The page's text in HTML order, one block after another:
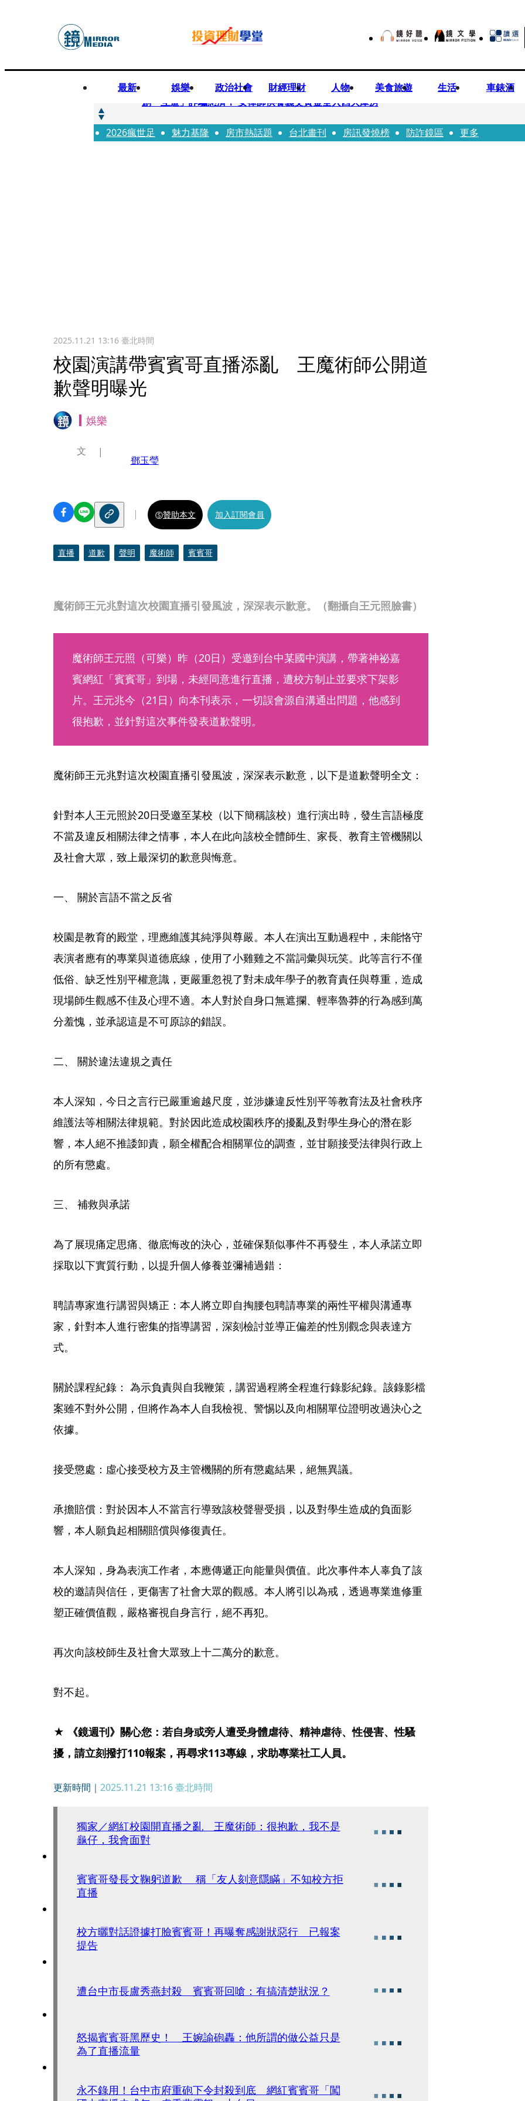
最新 娛樂 政治社會 財經理財 人物 美食旅遊 生活 車錶酒
快訊
創「互道」詐騙慈濟！ 女律師供養義父黃金全入四大庫房
快訊
前時力黨魁表態「反對刪公視預算」 盼在野三思：改凍結處理受質疑項目
2026瘋世足 魅力基隆 房市熱話題 台北畫刊 房訊發燒榜 防詐鏡區 更多
2025.11.21 13:16臺北時間
校園演講帶賓賓哥直播添亂 王魔術師公開道
歉聲明曝光
娛樂
魔術師王元兆對這次校園直播引發風波，深深表示歉意。（翻攝自王元照臉書）
文
鄧玉瑩
贊助本文 加入訂閱會員
直播 道歉 聲明 魔術師 賓賓哥
魔術師王元照（可樂）昨（20日）受邀到台中某國中演講，帶著神祕嘉
賓網紅「賓賓哥」到場，未經同意進行直播，遭校方制止並要求下架影
片。王元兆今（21日）向本刊表示，一切誤會源自溝通出問題，他感到
很抱歉，並針對這次事件發表道歉聲明。
魔術師王元兆對這次校園直播引發風波，深深表示歉意，以下是道歉聲明全文：
​針對本人王元照於20日受邀至某校（以下簡稱該校）進行演出時，發生言語極度
不當及違反相關法律之情事，本人在此向該校全體師生、家長、教育主管機關以
及社會大眾，致上最深切的歉意與悔意。
​一、 關於言語不當之反省
校園是教育的殿堂，理應維護其純淨與尊嚴。本人在演出互動過程中，未能恪守
表演者應有的專業與道德底線，使用了小雞雞之不當詞彙與玩笑。此等言行不僅
低俗、缺乏性別平權意識，更嚴重忽視了對未成年學子的教育責任與尊重，造成
現場師生觀感不佳及心理不適。本人對於自身口無遮攔、輕率魯莽的行為感到萬
分羞愧，並承認這是不可原諒的錯誤。
​二、 關於違法違規之責任
本人深知，今日之言行已嚴重逾越尺度，並涉嫌違反性別平等教育法及社會秩序
維護法等相關法律規範。對於因此造成校園秩序的擾亂及對學生身心的潛在影
響，本人絕不推諉卸責，願全權配合相關單位的調查，並甘願接受法律與行政上
的所有懲處。
​三、 補救與承諾
為了展現痛定思痛、徹底悔改的決心，並確保類似事件不再發生，本人承諾立即
採取以下實質行動，以提升個人修養並彌補過錯：
​聘請專家進行講習與矯正：本人將立即自掏腰包聘請專業的兩性平權與溝通專
家，針對本人進行密集的指導講習，深刻檢討並導正偏差的性別觀念與表達方
式。
​關於課程紀錄： 為示負責與自我鞭策，講習過程將全程進行錄影紀錄。該錄影檔
案雖不對外公開，但將作為本人自我檢視、警惕以及向相關單位證明改過決心之
依據。
​接受懲處：虛心接受校方及主管機關的所有懲處結果，絕無異議。
​承擔賠償：對於因本人不當言行導致該校聲譽受損，以及對學生造成的負面影
響，本人願負起相關賠償與修復責任。
​本人深知，身為表演工作者，本應傳遞正向能量與價值。此次事件本人辜負了該
校的邀請與信任，更傷害了社會大眾的觀感。本人將引以為戒，透過專業進修重
塑正確價值觀，嚴格審視自身言行，絕不再犯。
​再次向該校師生及社會大眾致上十二萬分的歉意。
​對不起。
★ 《鏡週刊》關心您：若自身或旁人遭受身體虐待、精神虐待、性侵害、性騷
擾，請立刻撥打110報案，再尋求113專線，求助專業社工人員。
更新時間｜ 2025.11.21 13:16臺北時間
獨家／網紅校園開直播之亂 王魔術師：很抱歉，我不是
龜仔，我會面對
賓賓哥發長文鞠躬道歉 稱「友人刻意隱瞞」不知校方拒
直播
校方曬對話證據打臉賓賓哥！再曝奪感謝狀惡行 已報案
提告
遭台中市長盧秀燕封殺 賓賓哥回嗆：有搞清楚狀況？
怒揭賓賓哥黑歷史！ 王婉諭砲轟：他所謂的做公益只是
為了直播流量
永不錄用！台中市府重砲下令封殺到底 網紅賓賓哥「闖